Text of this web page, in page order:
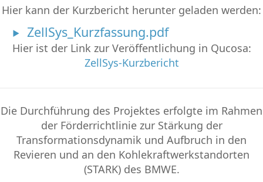
Hier kann der Kurzbericht herunter geladen werden:
ZellSys_Kurzfassung.pdf
Hier ist der Link zur Veröffentlichung in Qucosa:
ZellSys-Kurzbericht
Die Durchführung des Projektes erfolgte im Rahmen
der Förderrichtlinie zur Stärkung der
Transformationsdynamik und Aufbruch in den
Revieren und an den Kohlekraftwerkstandorten
(STARK) des BMWE.